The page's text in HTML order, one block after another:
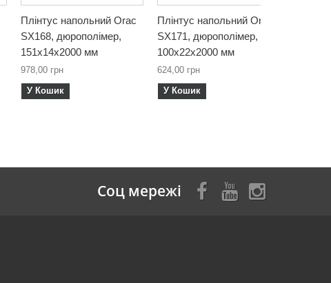
Плінтус напольний Orac
SX168, дюрополімер,
151х14х2000 мм
978,00 грн
У Кошик
Плінтус напольний Orac
SX171, дюрополімер,
100х22х2000 мм
624,00 грн
У Кошик
Соц мережі